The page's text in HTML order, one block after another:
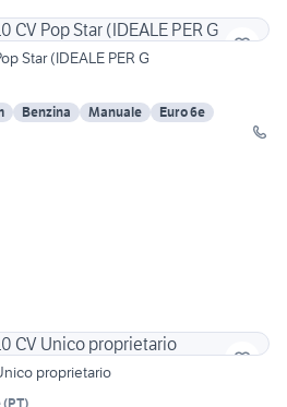
Star (IDEALE PER G
Benzina Manuale
Euro 6e
proprietario
(PT)